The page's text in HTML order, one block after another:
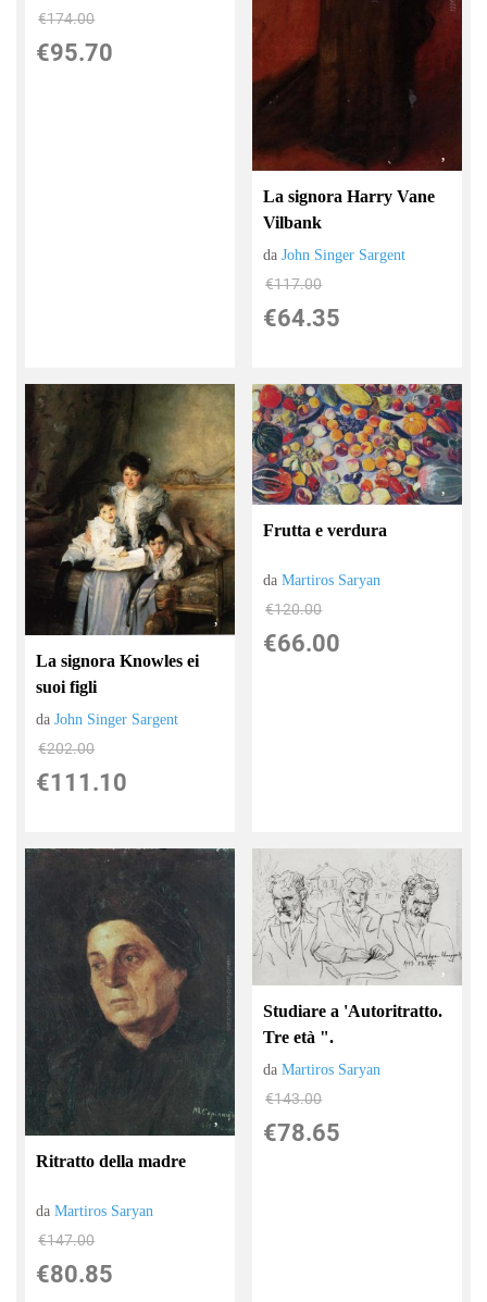
€174.00
€95.70
La signora Harry Vane
Vilbank
daJohn Singer Sargent
€117.00
€64.35
La signora Knowles ei
suoi figli
daJohn Singer Sargent
€202.00
€111.10
Frutta e verdura
daMartiros Saryan
€120.00
€66.00
Ritratto della madre
daMartiros Saryan
€147.00
€80.85
Studiare a 'Autoritratto.
Tre età ".
daMartiros Saryan
€143.00
€78.65